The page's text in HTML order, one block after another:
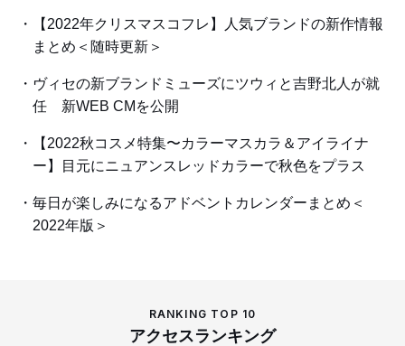
【2022年クリスマスコフレ】人気ブランドの新作情報
まとめ＜随時更新＞
ヴィセの新ブランドミューズにツウィと吉野北人が就
任 新WEB CMを公開
【2022秋コスメ特集〜カラーマスカラ＆アイライナ
ー】目元にニュアンスレッドカラーで秋色をプラス
毎日が楽しみになるアドベントカレンダーまとめ＜
2022年版＞
RANKING TOP 10
アクセスランキング